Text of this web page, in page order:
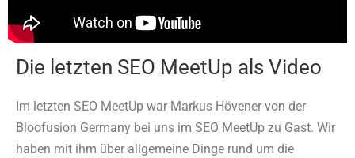
Die letzten SEO MeetUp als Video
Im letzten SEO MeetUp war Markus Hövener von der
Bloofusion Germany bei uns im SEO MeetUp zu Gast. Wir
haben mit ihm über allgemeine Dinge rund um die